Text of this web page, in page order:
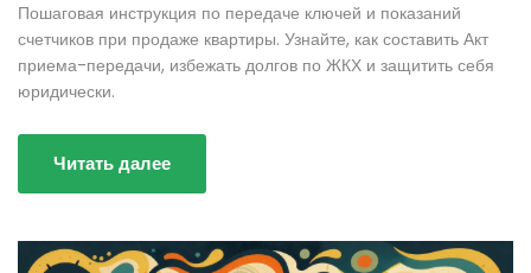
Пошаговая инструкция по передаче ключей и показаний
счетчиков при продаже квартиры. Узнайте, как составить Акт
приема-передачи, избежать долгов по ЖКХ и защитить себя
юридически.
Читать далее